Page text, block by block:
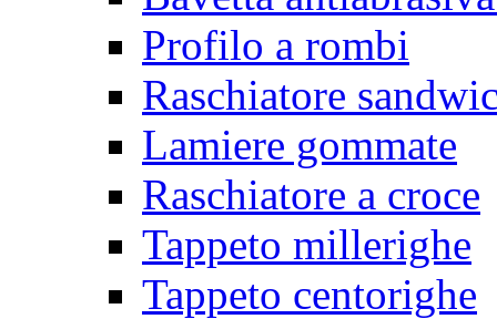
Profilo a rombi
Raschiatore
Lamiere gommate
Raschiatore a croce
Tappeto millerighe
Tappeto centorighe